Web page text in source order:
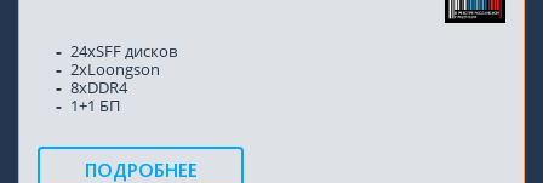
24xSFF дисков
2хLoongson
8xDDR4
1+1 БП
ПОДРОБНЕЕ